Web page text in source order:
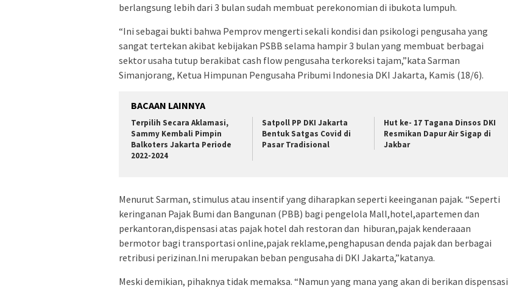
berlangsung lebih dari 3 bulan sudah membuat perekonomian di ibukota lumpuh.
“Ini sebagai bukti bahwa Pemprov mengerti sekali kondisi dan psikologi pengusaha yang
sangat tertekan akibat kebijakan PSBB selama hampir 3 bulan yang membuat berbagai
sektor usaha tutup berakibat cash flow pengusaha terkoreksi tajam,”kata Sarman
Simanjorang, Ketua Himpunan Pengusaha Pribumi Indonesia DKI Jakarta, Kamis (18/6).
BACAAN LAINNYA
Terpilih Secara Aklamasi,
Sammy Kembali Pimpin
Balkoters Jakarta Periode
2022-2024
Satpoll PP DKI Jakarta
Bentuk Satgas Covid di
Pasar Tradisional
Hut ke- 17 Tagana Dinsos DKI
Resmikan Dapur Air Sigap di
Jakbar
Menurut Sarman, stimulus atau insentif yang diharapkan seperti keeinganan pajak. “Seperti
keringanan Pajak Bumi dan Bangunan (PBB) bagi pengelola Mall,hotel,apartemen dan
perkantoran,dispensasi atas pajak hotel dah restoran dan hiburan,pajak kenderaaan
bermotor bagi transportasi online,pajak reklame,penghapusan denda pajak dan berbagai
retribusi perizinan.Ini merupakan beban pengusaha di DKI Jakarta,”katanya.
Meski demikian, pihaknya tidak memaksa. “Namun yang mana yang akan di berikan dispensasi